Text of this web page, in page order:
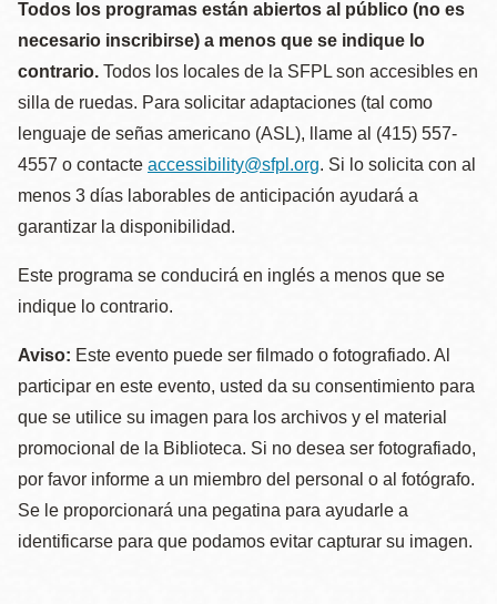
Todos los programas están abiertos al público (no es
necesario inscribirse) a menos que se indique lo
contrario. Todos los locales de la SFPL son accesibles en
silla de ruedas. Para solicitar adaptaciones (tal como
lenguaje de señas americano (ASL), llame al (415) 557-
4557 o contacte accessibility@sfpl.org. Si lo solicita con al
menos 3 días laborables de anticipación ayudará a
garantizar la disponibilidad.
Este programa se conducirá en inglés a menos que se
indique lo contrario.
Aviso: Este evento puede ser filmado o fotografiado. Al
participar en este evento, usted da su consentimiento para
que se utilice su imagen para los archivos y el material
promocional de la Biblioteca. Si no desea ser fotografiado,
por favor informe a un miembro del personal o al fotógrafo.
Se le proporcionará una pegatina para ayudarle a
identificarse para que podamos evitar capturar su imagen.